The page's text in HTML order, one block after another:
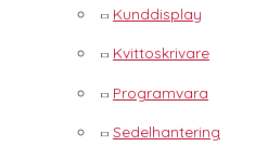
Kunddisplay
Kvittoskrivare
Programvara
Sedelhantering